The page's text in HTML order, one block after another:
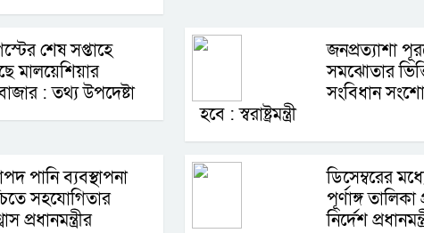
শেষ সপ্তাহে
মালয়েশিয়ার
: তথ্য উপদেষ্টা
জনপ্রত্যাশা
সমঝোতার
সংবিধান
হবে : স্বরাষ্ট্রমন্ত্রী
পানি ব্যবস্থাপনা
সহযোগিতার
প্রধানমন্ত্রীর
ডিসেম্বরের
পূর্ণাঙ্গ
নির্দেশ